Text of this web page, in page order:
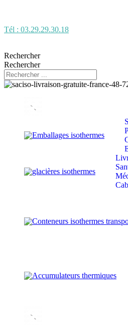
Tél : 03.29.29.30.18
Rechercher
Rechercher
Emballages isothermes
glacières isothermes
Conteneurs isothermes
Accumulateurs thermiques